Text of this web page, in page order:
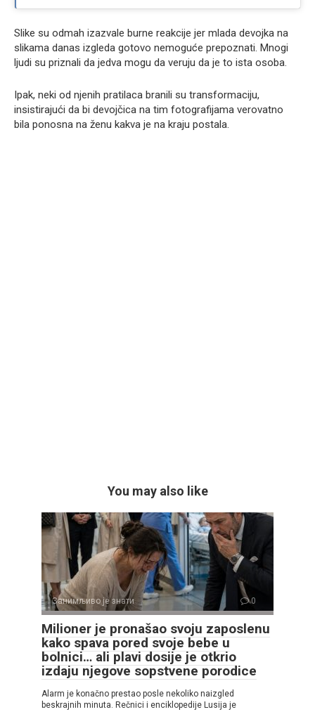
Slike su odmah izazvale burne reakcije jer mlada devojka na
slikama danas izgleda gotovo nemoguće prepoznati. Mnogi
ljudi su priznali da jedva mogu da veruju da je to ista osoba.
Ipak, neki od njenih pratilaca branili su transformaciju,
insistirajući da bi devojčica na tim fotografijama verovatno
bila ponosna na ženu kakva je na kraju postala.
You may also like
Занимљиво је знати 0
Milioner je pronašao svoju zaposlenu
kako spava pored svoje bebe u
bolnici… ali plavi dosije je otkrio
izdaju njegove sopstvene porodice
Alarm je konačno prestao posle nekoliko naizgled
beskrajnih minuta. Rečnici i enciklopedije Lusija je